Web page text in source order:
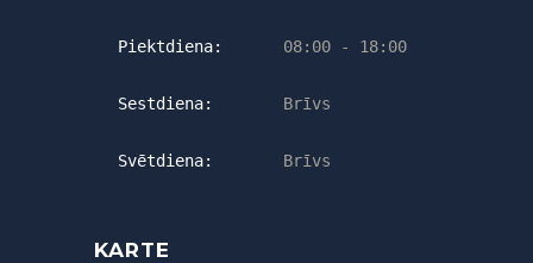
Piektdiena: 08:00 - 18:00
Sestdiena: Brīvs
Svētdiena: Brīvs
KARTE